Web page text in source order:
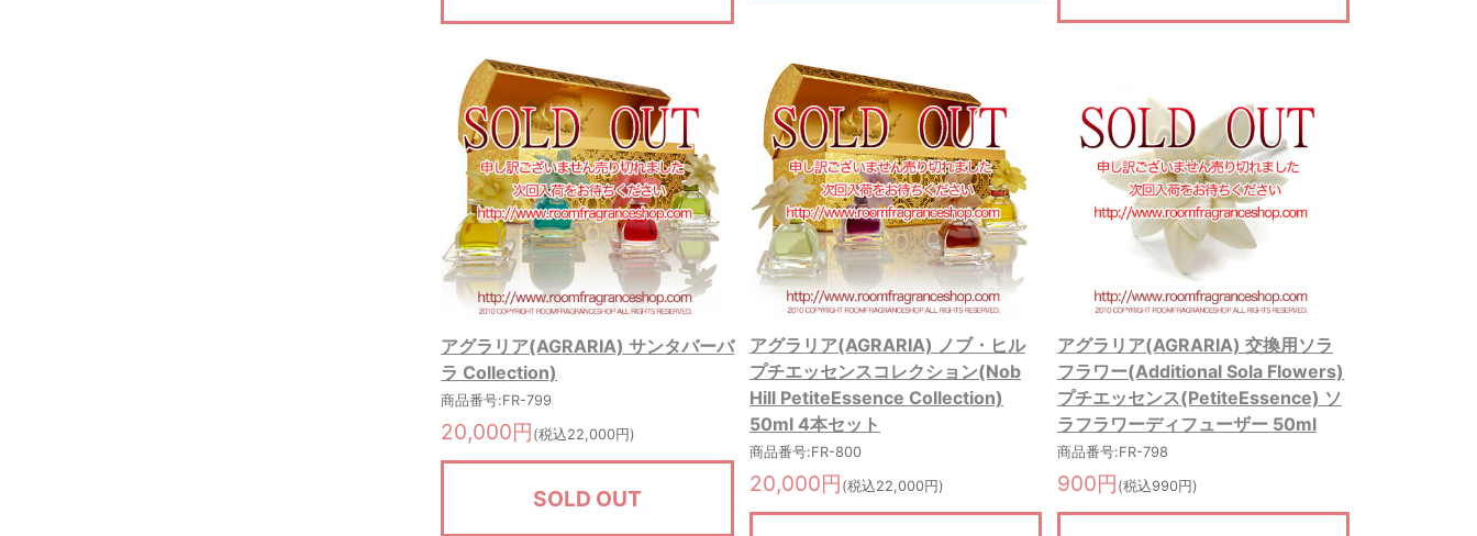
アグラリア(AGRARIA) サンタバーバ
ラ Collection)
商品番号:FR-799
20,000円 (税込22,000円)
SOLD OUT
アグラリア(AGRARIA) ノブ・ヒル
プチエッセンスコレクション(Nob
Hill PetiteEssence Collection)
50ml 4本セット
商品番号:FR-800
20,000円 (税込22,000円)
アグラリア(AGRARIA) 交換用ソラ
フラワー(Additional Sola Flowers)
プチエッセンス(PetiteEssence) ソ
ラフラワーディフューザー 50ml
商品番号:FR-798
900円 (税込990円)